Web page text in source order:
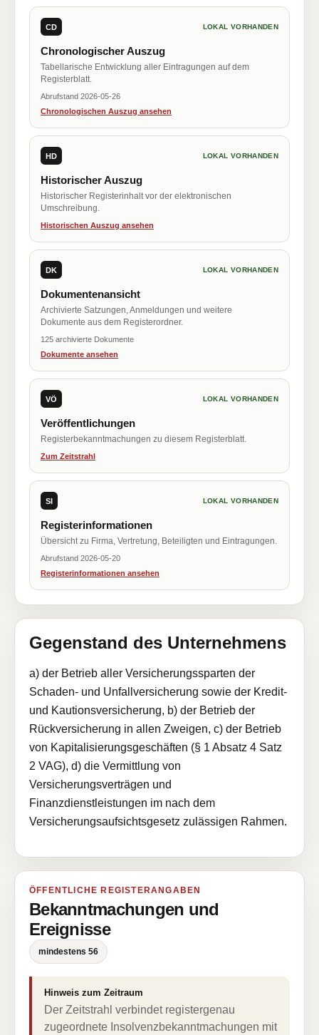
CD LOKAL VORHANDEN
Chronologischer Auszug
Tabellarische Entwicklung aller Eintragungen auf dem
Registerblatt.
Abrufstand 2026-05-26
Chronologischen Auszug ansehen
HD LOKAL VORHANDEN
Historischer Auszug
Historischer Registerinhalt vor der elektronischen
Umschreibung.
Historischen Auszug ansehen
DK LOKAL VORHANDEN
Dokumentenansicht
Archivierte Satzungen, Anmeldungen und weitere
Dokumente aus dem Registerordner.
125 archivierte Dokumente
Dokumente ansehen
VÖ LOKAL VORHANDEN
Veröffentlichungen
Registerbekanntmachungen zu diesem Registerblatt.
Zum Zeitstrahl
SI LOKAL VORHANDEN
Registerinformationen
Übersicht zu Firma, Vertretung, Beteiligten und Eintragungen.
Abrufstand 2026-05-20
Registerinformationen ansehen
Gegenstand des Unternehmens
a) der Betrieb aller Versicherungssparten der
Schaden- und Unfallversicherung sowie der Kredit-
und Kautionsversicherung, b) der Betrieb der
Rückversicherung in allen Zweigen, c) der Betrieb
von Kapitalisierungsgeschäften (§ 1 Absatz 4 Satz
2 VAG), d) die Vermittlung von
Versicherungsverträgen und
Finanzdienstleistungen im nach dem
Versicherungsaufsichtsgesetz zulässigen Rahmen.
ÖFFENTLICHE REGISTERANGABEN
Bekanntmachungen und
Ereignisse
mindestens 56
Hinweis zum Zeitraum
Der Zeitstrahl verbindet registergenau
zugeordnete Insolvenzbekanntmachungen mit